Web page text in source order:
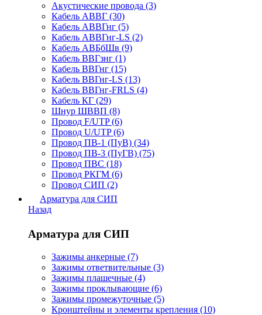
Акустические провода (3)
Кабель АВВГ (30)
Кабель АВВГнг (5)
Кабель АВВГнг-LS (2)
Кабель АВБбШв (9)
Кабель ВВГзнг (1)
Кабель ВВГнг (15)
Кабель ВВГнг-LS (13)
Кабель ВВГнг-FRLS (4)
Кабель КГ (29)
Шнур ШВВП (8)
Провод F/UTP (6)
Провод U/UTP (6)
Провод ПВ-1 (ПуВ) (34)
Провод ПВ-3 (ПуГВ) (75)
Провод ПВС (18)
Провод РКГМ (6)
Провод СИП (2)
Арматура для СИП
Назад
Арматура для СИП
Зажимы анкерные (7)
Зажимы ответвительные (3)
Зажимы плашечные (4)
Зажимы проклывающие (6)
Зажимы промежуточные (5)
Кронштейны и элементы крепления (10)